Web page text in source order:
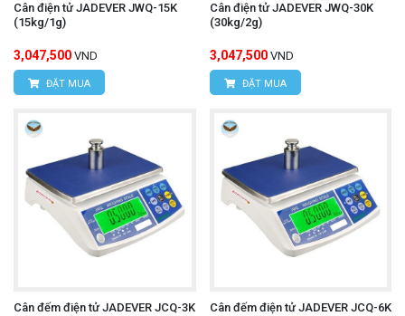
Cân điện tử JADEVER JWQ-15K
(15kg/1g)
3,047,500 VND
ĐẶT MUA
Cân điện tử JADEVER JWQ-30K
(30kg/2g)
3,047,500 VND
ĐẶT MUA
Cân đếm điện tử JADEVER JCQ-3K
Cân đếm điện tử JADEVER JCQ-6K